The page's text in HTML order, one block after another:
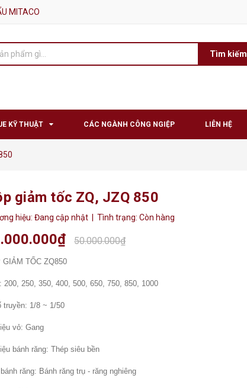
MITACO
Tìm kiếm
KỸ THUẬT CÁC NGÀNH CÔNG NGIỆP LIÊN HỆ
giảm tốc ZQ, JZQ 850
hiệu:Đang cập nhật | Tình trạng:Còn hàng
50.000.000₫
GIẢM TỐC ZQ850
200, 250, 350, 400, 500, 650, 750, 850, 1000
truyền: 1/8 ~ 1/50
vỏ: Gang
bánh răng: Thép siêu bền
răng: Bánh răng trụ - răng nghiêng